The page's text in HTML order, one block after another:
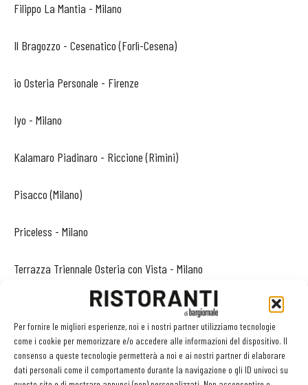
Per fornire le migliori esperienze, noi e i nostri partner utilizziamo tecnologie
come i cookie per memorizzare e/o accedere alle informazioni del dispositivo. Il
consenso a queste tecnologie permetterà a noi e ai nostri partner di elaborare
dati personali come il comportamento durante la navigazione o gli ID univoci su
Filippo La Mantia - Milano
Il Bragozzo - Cesenatico (Forlì-Cesena)
io Osteria Personale - Firenze
Iyo - Milano
Kalamaro Piadinaro - Riccione (Rimini)
Pisacco (Milano)
Priceless - Milano
Terrazza Triennale Osteria con Vista - Milano
The Stage - Milano
Èvviva - Riccione (Rimini)
Clicca qui per votare